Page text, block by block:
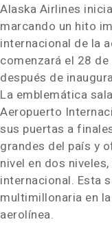
Alaska Airlines
marcando un hito
internacional de la
comenzará el 28
después de
La emblemática
Aeropuerto
sus puertas a
grandes del país y
nivel en dos
internacional. Esta
multimillonaria en
aerolínea.